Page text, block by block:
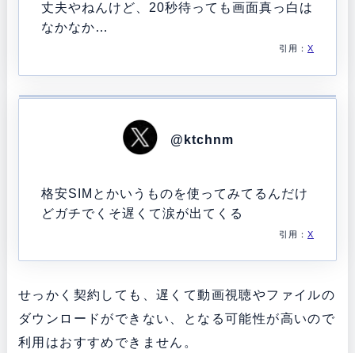
丈夫やねんけど、20秒待っても画面真っ白は
なかなか…
引用：X
@ktchnm
格安SIMとかいうものを使ってみてるんだけ
どガチでくそ遅くて涙が出てくる
引用：X
せっかく契約しても、遅くて動画視聴やファイルの
ダウンロードができない、となる可能性が高いので
利用はおすすめできません。